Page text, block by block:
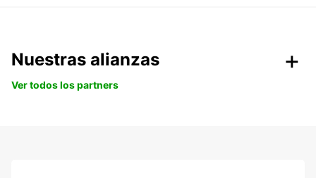
Nuestras alianzas
Ver todos los partners